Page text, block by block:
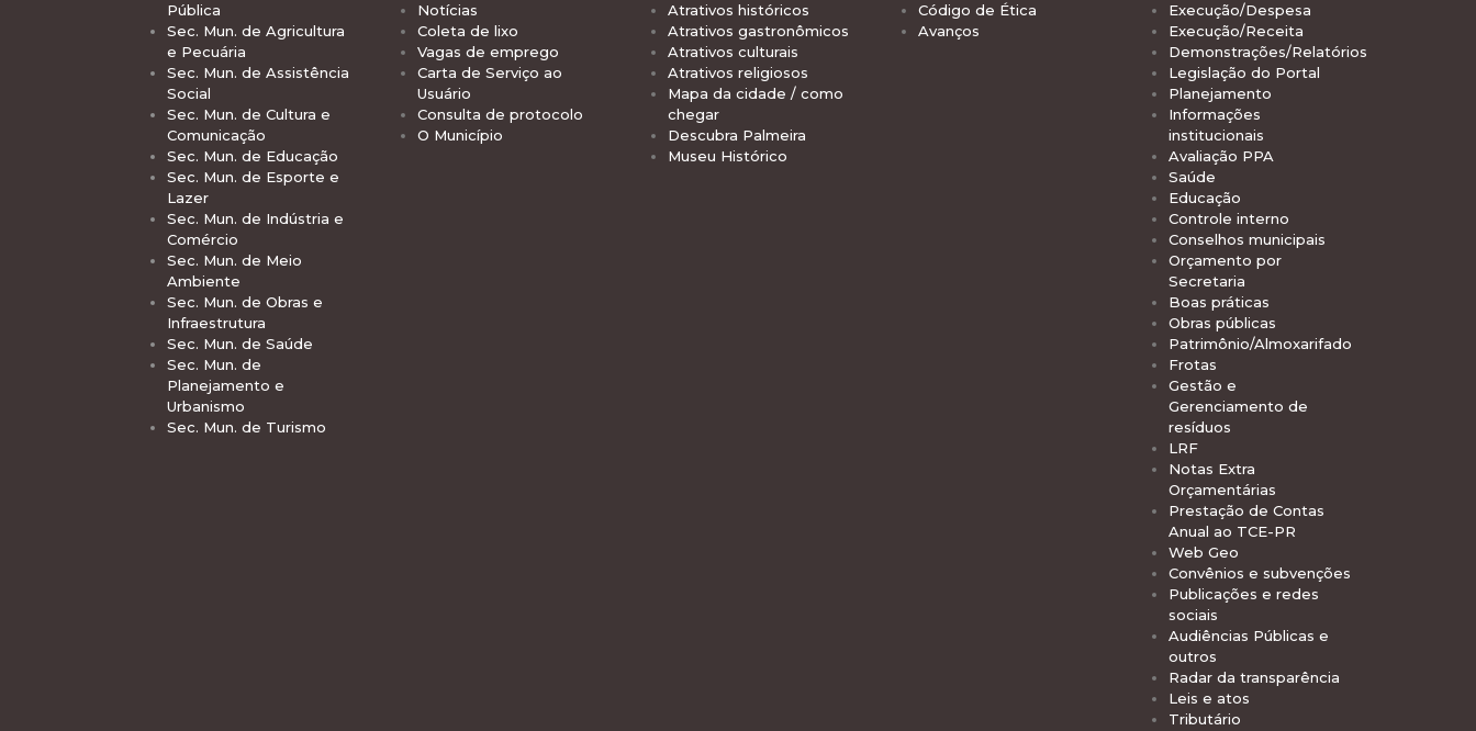
Pública
Sec. Mun. de Agricultura
e Pecuária
Sec. Mun. de Assistência
Social
Sec. Mun. de Cultura e
Comunicação
Sec. Mun. de Educação
Sec. Mun. de Esporte e
Lazer
Sec. Mun. de Indústria e
Comércio
Sec. Mun. de Meio
Ambiente
Sec. Mun. de Obras e
Infraestrutura
Sec. Mun. de Saúde
Sec. Mun. de
Planejamento e
Urbanismo
Sec. Mun. de Turismo
Notícias
Coleta de lixo
Vagas de emprego
Carta de Serviço ao
Usuário
Consulta de protocolo
O Município
Atrativos históricos
Atrativos gastronômicos
Atrativos culturais
Atrativos religiosos
Mapa da cidade / como
chegar
Descubra Palmeira
Museu Histórico
Código de Ética
Avanços
Execução/Despesa
Execução/Receita
Demonstrações/Relatórios
Legislação do Portal
Planejamento
Informações
institucionais
Avaliação PPA
Saúde
Educação
Controle interno
Conselhos municipais
Orçamento por
Secretaria
Boas práticas
Obras públicas
Patrimônio/Almoxarifado
Frotas
Gestão e
Gerenciamento de
resíduos
LRF
Notas Extra
Orçamentárias
Prestação de Contas
Anual ao TCE-PR
Web Geo
Convênios e subvenções
Publicações e redes
sociais
Audiências Públicas e
outros
Radar da transparência
Leis e atos
Tributário